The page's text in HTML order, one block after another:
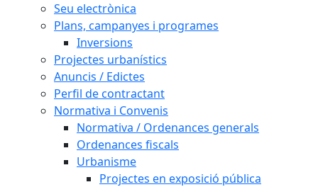
Seu electrònica
Plans, campanyes i programes
Inversions
Projectes urbanístics
Anuncis / Edictes
Perfil de contractant
Normativa i Convenis
Normativa / Ordenances generals
Ordenances fiscals
Urbanisme
Projectes en exposició pública